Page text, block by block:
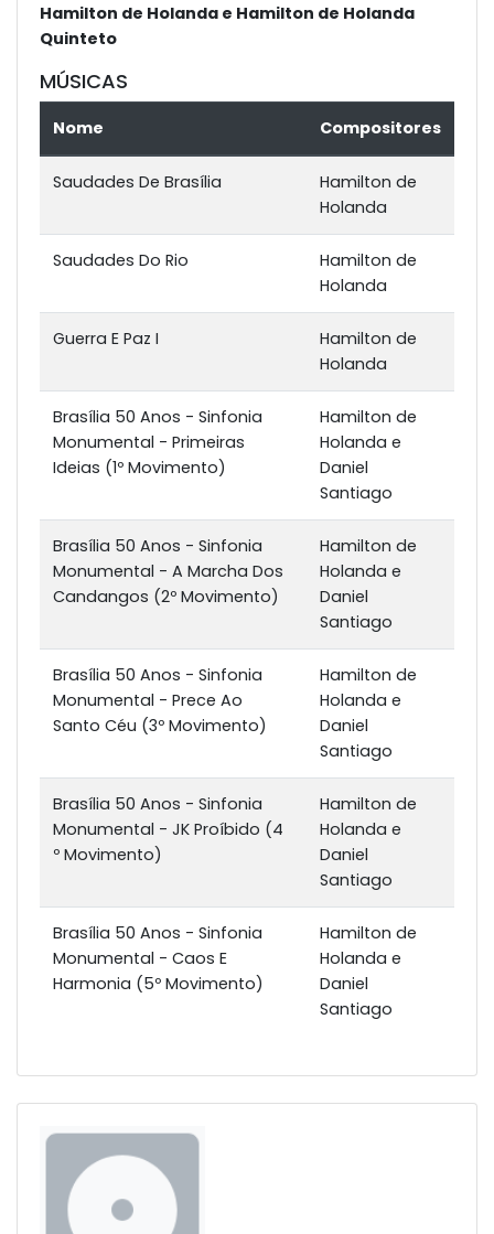
Hamilton de Holanda e Hamilton de Holanda
Quinteto
MÚSICAS
Nome Compositores
Saudades De Brasília
Hamilton de
Holanda
Saudades Do Rio
Hamilton de
Holanda
Guerra E Paz I
Hamilton de
Holanda
Brasília 50 Anos - Sinfonia
Monumental - Primeiras
Ideias (1º Movimento)
Hamilton de
Holanda e
Daniel
Santiago
Brasília 50 Anos - Sinfonia
Monumental - A Marcha Dos
Candangos (2º Movimento)
Hamilton de
Holanda e
Daniel
Santiago
Brasília 50 Anos - Sinfonia
Monumental - Prece Ao
Santo Céu (3º Movimento)
Hamilton de
Holanda e
Daniel
Santiago
Brasília 50 Anos - Sinfonia
Monumental - JK Proíbido (4
º Movimento)
Hamilton de
Holanda e
Daniel
Santiago
Brasília 50 Anos - Sinfonia
Monumental - Caos E
Harmonia (5º Movimento)
Hamilton de
Holanda e
Daniel
Santiago